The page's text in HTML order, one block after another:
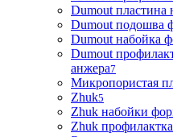
Dumout пластина
Dumout подошва
Dumout набойка
Dumout
анжера7
Микропористая
Zhuk5
Zhuk набойки
Zhuk